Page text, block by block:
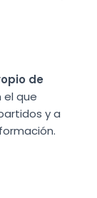
de
el que
y a